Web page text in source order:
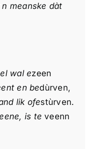
n meanske dàt
wal ezeen
en bedùrven,
lik ofestùrven.
is te veenn